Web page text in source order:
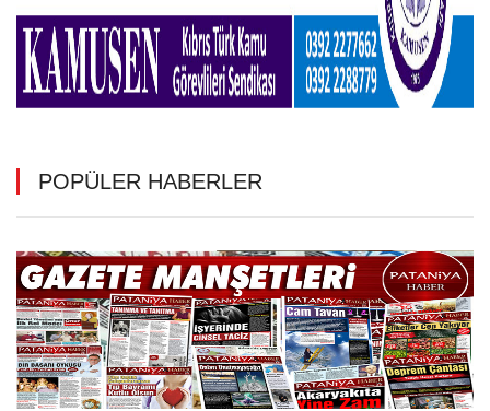
POPÜLER HABERLER